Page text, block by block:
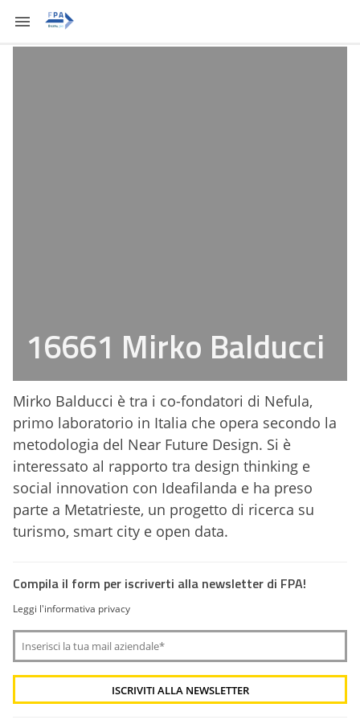
16661 Mirko Balducci
Mirko Balducci è tra i co-fondatori di Nefula,
primo laboratorio in Italia che opera secondo la
metodologia del Near Future Design. Si è
interessato al rapporto tra design thinking e
social innovation con Ideafilanda e ha preso
parte a Metatrieste, un progetto di ricerca su
turismo, smart city e open data.
Compila il form per iscriverti alla newsletter di FPA!
Leggi l'informativa privacy